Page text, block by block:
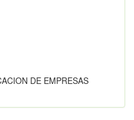
DE EMPRESAS